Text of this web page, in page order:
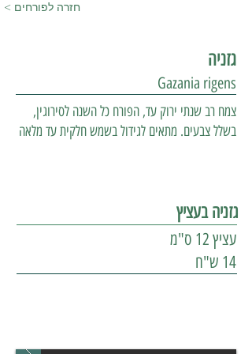
< חזרה לפורחים
גזניה
Gazania rigens
צמח רב שנתי ירוק עד, הפורח כל השנה לסירוגין,
בשלל צבעים. מתאים לגידול בשמש חלקית עד מלאה
גזניה בעציץ
עציץ 12 ס"מ
14 ש"ח